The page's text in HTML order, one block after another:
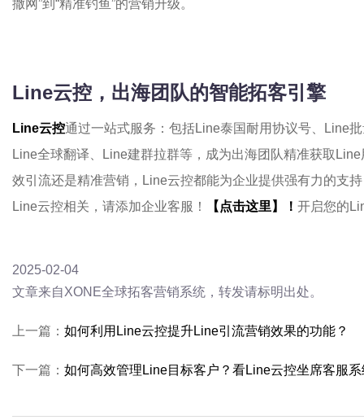
撒网”到“精准钓鱼”的营销升级。
Line云控，出海团队的智能拓客引擎
Line云控通过一站式服务：包括Line泰国耐用协议号、Line
Line全球翻译、Line建群拉群等，成为出海团队精准获取
效引流还是精准营销，Line云控都能为企业提供强有力的支
Line云控相关，请添加企业客服！
【点击这里】！ 开启您的
2025-02-04
文章来自XONE全球拓客营销系统，转发请标明出处。
上一篇： 如何利用Line云控提升Line引流营销效果的功能？
下一篇： 如何高效管理Line目标客户？看Line云控坐席客服